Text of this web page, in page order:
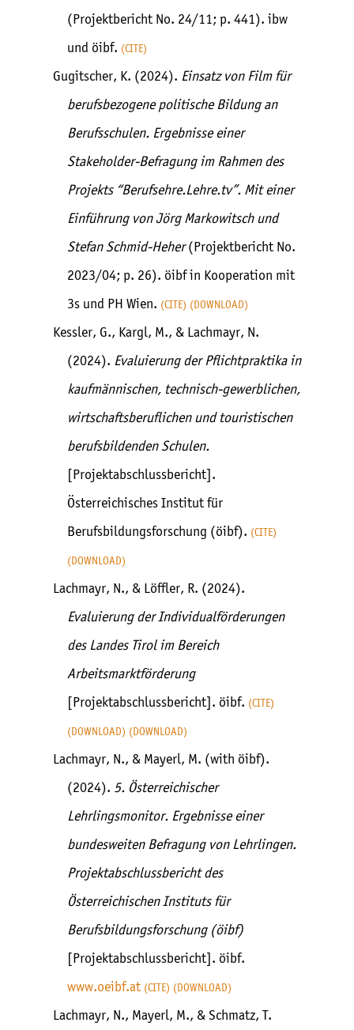
(Projektbericht No. 24/11; p. 441). ibw
und öibf.
CITE
Gugitscher, K. (2024). Einsatz von Film für
berufsbezogene politische Bildung an
Berufsschulen. Ergebnisse einer
Stakeholder-Befragung im Rahmen des
Projekts “Berufsehre.Lehre.tv”. Mit einer
Einführung von Jörg Markowitsch und
Stefan Schmid-Heher(Projektbericht No.
2023/04; p. 26). öibf in Kooperation mit
3s und PH Wien.
CITE DOWNLOAD
Kessler, G., Kargl, M., & Lachmayr, N.
(2024). Evaluierung der Pflichtpraktika in
kaufmännischen, technisch-gewerblichen,
wirtschaftsberuflichen und touristischen
berufsbildenden Schulen.
[Projektabschlussbericht].
Österreichisches Institut für
Berufsbildungsforschung (öibf).
CITE
DOWNLOAD
Lachmayr, N., & Löffler, R. (2024).
Evaluierung der Individualförderungen
des Landes Tirol im Bereich
Arbeitsmarktförderung
[Projektabschlussbericht]. öibf.
CITE
DOWNLOAD DOWNLOAD
Lachmayr, N., & Mayerl, M. (with öibf).
(2024). 5. Österreichischer
Lehrlingsmonitor. Ergebnisse einer
bundesweiten Befragung von Lehrlingen.
Projektabschlussbericht des
Österreichischen Instituts für
Berufsbildungsforschung (öibf)
[Projektabschlussbericht]. öibf.
www.oeibf.at
CITE DOWNLOAD
Lachmayr, N., Mayerl, M., & Schmatz, T.